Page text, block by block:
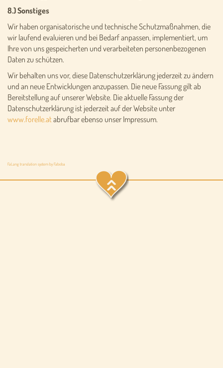
8.) Sonstiges
Wir haben organisatorische und technische Schutzmaßnahmen, die
wir laufend evaluieren und bei Bedarf anpassen, implementiert, um
Ihre von uns gespeicherten und verarbeiteten personenbezogenen
Daten zu schützen.
Wir behalten uns vor, diese Datenschutzerklärung jederzeit zu ändern
und an neue Entwicklungen anzupassen. Die neue Fassung gilt ab
Bereitstellung auf unserer Website. Die aktuelle Fassung der
Datenschutzerklärung ist jederzeit auf der Website unter
www.forelle.atabrufbar ebenso unser Impressum.
FaLang translation system by Faboba